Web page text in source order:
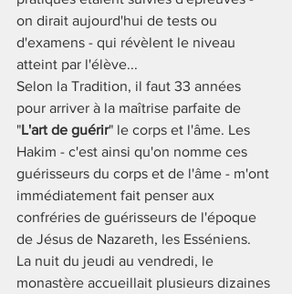
on dirait aujourd'hui de tests ou
d'examens - qui révèlent le niveau
atteint par l'élève...
Selon la Tradition, il faut 33 années
pour arriver à la maîtrise parfaite de
"L'art de guérir" le corps et l'âme. Les
Hakim - c'est ainsi qu'on nomme ces
guérisseurs du corps et de l'âme - m'ont
immédiatement fait penser aux
confréries de guérisseurs de l'époque
de Jésus de Nazareth, les Esséniens.
La nuit du jeudi au vendredi, le
monastère accueillait plusieurs dizaines